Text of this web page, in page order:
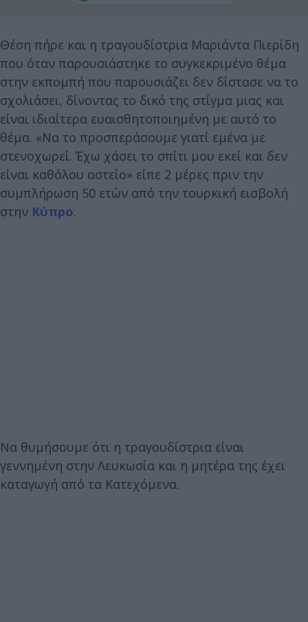
Θέση πήρε και η τραγουδίστρια Μαριάντα Πιερίδη
που όταν παρουσιάστηκε το συγκεκριμένο θέμα
στην εκπομπή που παρουσιάζει δεν δίστασε να το
σχολιάσει, δίνοντας το δικό της στίγμα μιας και
είναι ιδιαίτερα ευαισθητοποιημένη με αυτό το
θέμα. «Να το προσπεράσουμε γιατί εμένα με
στενοχωρεί. Έχω χάσει το σπίτι μου εκεί και δεν
είναι καθόλου αστείο» είπε 2 μέρες πριν την
συμπλήρωση 50 ετών από την τουρκική εισβολή
στην Κύπρο.
Να θυμήσουμε ότι η τραγουδίστρια είναι
γεννημένη στην Λευκωσία και η μητέρα της έχει
καταγωγή από τα Κατεχόμενα.